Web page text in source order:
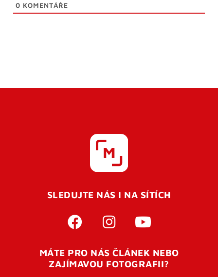
0 KOMENTÁŘE
SLEDUJTE NÁS I NA SÍTÍCH
MÁTE PRO NÁS ČLÁNEK NEBO
ZAJÍMAVOU FOTOGRAFII?